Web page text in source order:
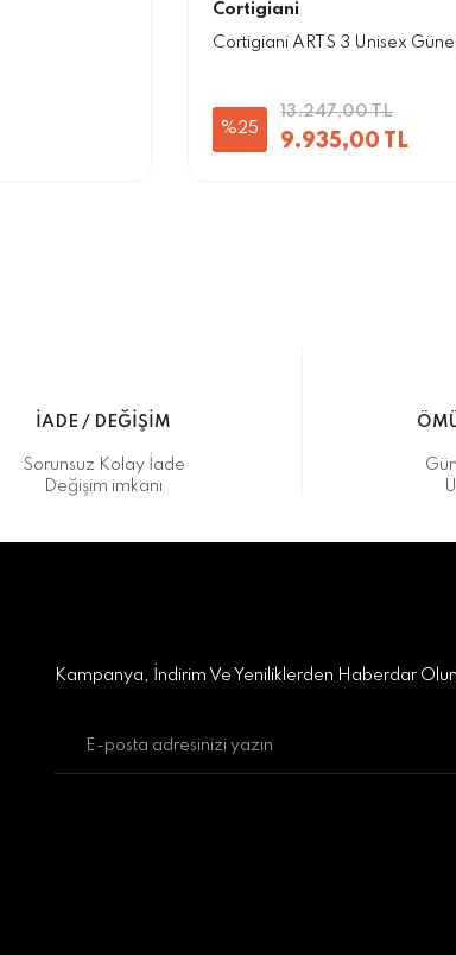
Cortigiani
Cortigiani ARTS 3 Unisex
%25
13.247,00 TL
9.935,00 TL
İADE / DEĞİŞİM
Sorunsuz Kolay İade
Değişim imkanı
Kampanya, İndirim Ve Yeniliklerden Haberdar